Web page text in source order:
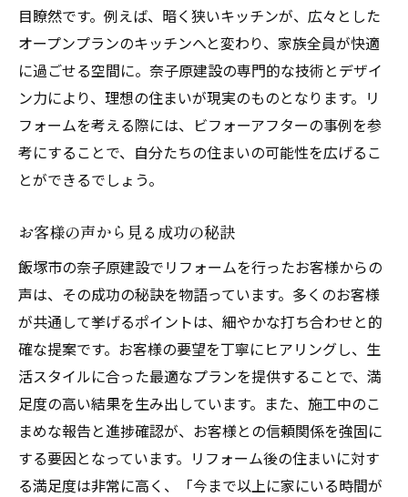
目瞭然です。例えば、暗く狭いキッチンが、広々とした
オープンプランのキッチンへと変わり、家族全員が快適
に過ごせる空間に。奈子原建設の専門的な技術とデザイ
ン力により、理想の住まいが現実のものとなります。リ
フォームを考える際には、ビフォーアフターの事例を参
考にすることで、自分たちの住まいの可能性を広げるこ
とができるでしょう。
お客様の声から見る成功の秘訣
飯塚市の奈子原建設でリフォームを行ったお客様からの
声は、その成功の秘訣を物語っています。多くのお客様
が共通して挙げるポイントは、細やかな打ち合わせと的
確な提案です。お客様の要望を丁寧にヒアリングし、生
活スタイルに合った最適なプランを提供することで、満
足度の高い結果を生み出しています。また、施工中のこ
まめな報告と進捗確認が、お客様との信頼関係を強固に
する要因となっています。リフォーム後の住まいに対す
る満足度は非常に高く、「今まで以上に家にいる時間が